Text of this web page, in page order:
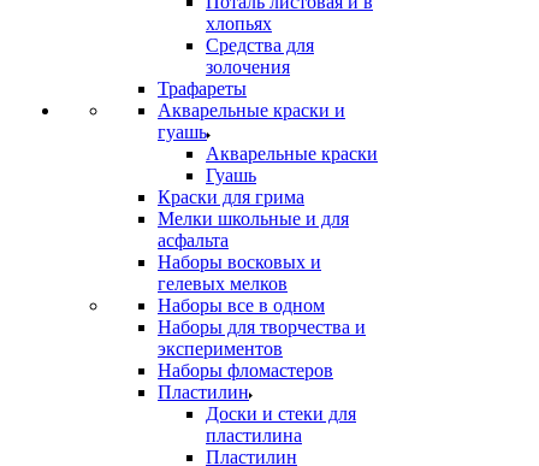
хлопьях
Средства для
золочения
Трафареты
Акварельные краски и
гуашь
Акварельные краски
Гуашь
Краски для грима
Мелки школьные и для
асфальта
Наборы восковых и
гелевых мелков
Наборы все в одном
Наборы для творчества и
экспериментов
Наборы фломастеров
Пластилин
Доски и стеки для
пластилина
Пластилин